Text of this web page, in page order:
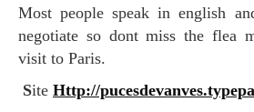
Most people speak in english and will be ready too
negotiate so dont miss the flea
visit to Paris.
Site Http://